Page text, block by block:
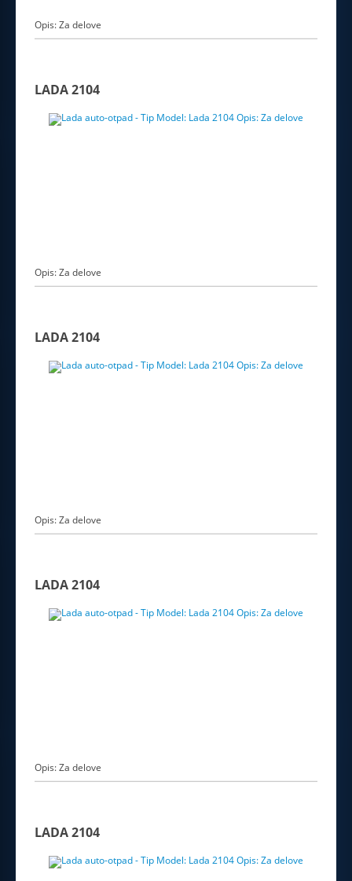
Opis: Za delove
LADA 2104
Opis: Za delove
LADA 2104
Opis: Za delove
LADA 2104
Opis: Za delove
LADA 2104